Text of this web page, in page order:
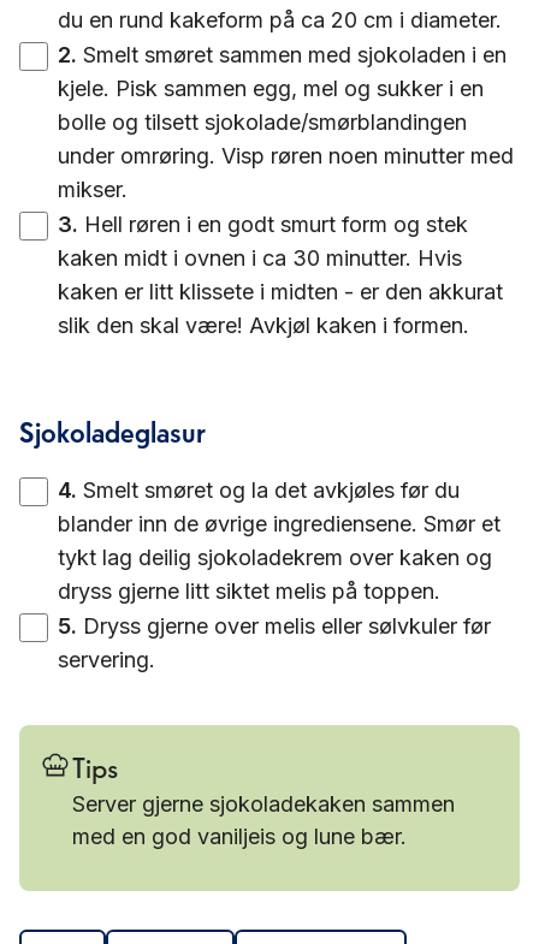
du en rund kakeform på ca 20 cm i diameter.
2. Smelt smøret sammen med sjokoladen i en
kjele. Pisk sammen egg, mel og sukker i en
bolle og tilsett sjokolade/smørblandingen
under omrøring. Visp røren noen minutter med
mikser.
3. Hell røren i en godt smurt form og stek
kaken midt i ovnen i ca 30 minutter. Hvis
kaken er litt klissete i midten - er den akkurat
slik den skal være! Avkjøl kaken i formen.
Sjokoladeglasur
4. Smelt smøret og la det avkjøles før du
blander inn de øvrige ingrediensene. Smør et
tykt lag deilig sjokoladekrem over kaken og
dryss gjerne litt siktet melis på toppen.
5. Dryss gjerne over melis eller sølvkuler før
servering.
Tips
Server gjerne sjokoladekaken sammen
med en god vaniljeis og lune bær.